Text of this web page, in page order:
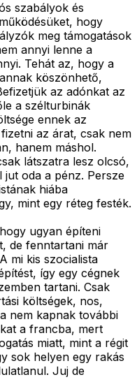
szabályok és
hogy
meg támogatások
annyi lenne a
Tehát az, hogy a
köszönhető,
az adónkat az
a szélturbinák
ennek az
az árat, csak nem
hanem máshol.
látszatra lesz olcsó,
oda a pénz. Persze
hiába
mint egy réteg festék.
ugyan építeni
de fenntartani már
mi kis szocialista
így egy cégnek
tartani. Csak
költségek, nos,
nem kapnak további
a francba, mert
miatt, mint a régit
sok helyen egy rakás
Juj de